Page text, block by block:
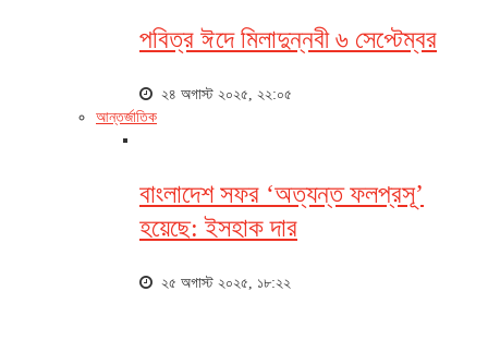
পবিত্র ঈদে মিলাদুন্নবী ৬ সেপ্টেম্বর
২৪ অগাস্ট ২০২৫, ২২:০৫
আন্তর্জাতিক
বাংলাদেশ সফর ‘অত্যন্ত ফলপ্রসূ’
হয়েছে: ইসহাক দার
২৫ অগাস্ট ২০২৫, ১৮:২২